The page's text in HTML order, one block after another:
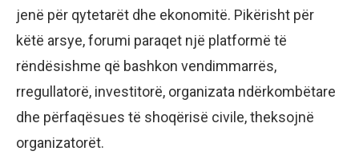
jenë për qytetarët dhe ekonomitë. Pikërisht për
këtë arsye, forumi paraqet një platformë të
rëndësishme që bashkon vendimmarrës,
rregullatorë, investitorë, organizata ndërkombëtare
dhe përfaqësues të shoqërisë civile, theksojnë
organizatorët.